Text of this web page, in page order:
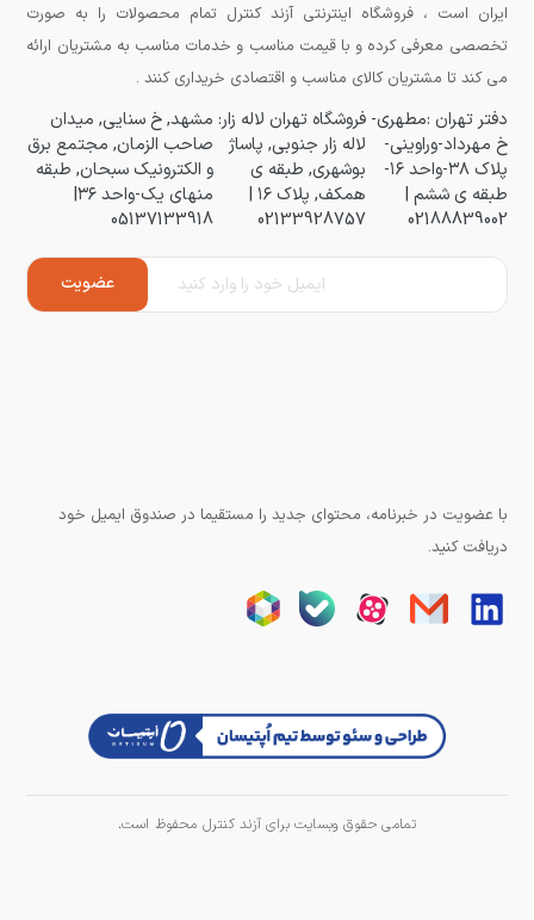
ایران است ، فروشگاه اینترنتی آزند کنترل تمام محصولات را به صورت
تخصصی معرفی کرده و با قیمت مناسب و خدمات مناسب به مشتریان ارائه
می کند تا مشتریان کالای مناسب و اقتصادی خریداری کنند .
دفتر تهران :مطهری-
خ مهرداد-وراوینی-
پلاک ۳۸-واحد ۱۶-
طبقه ی ششم |
02188839002
فروشگاه تهران لاله زار:
لاله زار جنوبی, پاساژ
بوشهری, طبقه ی
همکف, پلاک ۱۶ |
02133928757
مشهد, خ سنایی, میدان
صاحب الزمان, مجتمع برق
و الکترونیک سبحان, طبقه
منهای یک-واحد ۳۶|
05137133918
با عضویت در خبرنامه، محتوای جدید را مستقیما در صندوق ایمیل خود
دریافت کنید.
تمامی حقوق وبسایت برای آزند کنترل محفوظ است.